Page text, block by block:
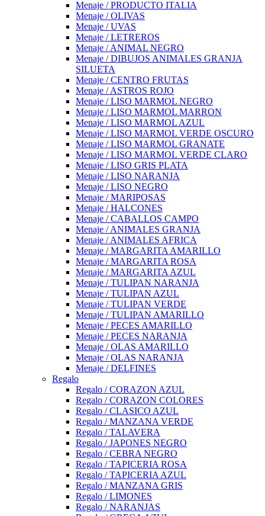
Menaje / PRODUCTO ITALIA
Menaje / OLIVAS
Menaje / UVAS
Menaje / LETREROS
Menaje / ANIMAL NEGRO
Menaje / DIBUJOS ANIMALES GRANJA
SILUETA
Menaje / CENTRO FRUTAS
Menaje / ASTROS ROJO
Menaje / LISO MARMOL NEGRO
Menaje / LISO MARMOL MARRON
Menaje / LISO MARMOL AZUL
Menaje / LISO MARMOL VERDE OSCURO
Menaje / LISO MARMOL GRANATE
Menaje / LISO MARMOL VERDE CLARO
Menaje / LISO GRIS PLATA
Menaje / LISO NARANJA
Menaje / LISO NEGRO
Menaje / MARIPOSAS
Menaje / HALCONES
Menaje / CABALLOS CAMPO
Menaje / ANIMALES GRANJA
Menaje / ANIMALES AFRICA
Menaje / MARGARITA AMARILLO
Menaje / MARGARITA ROSA
Menaje / MARGARITA AZUL
Menaje / TULIPAN NARANJA
Menaje / TULIPAN AZUL
Menaje / TULIPAN VERDE
Menaje / TULIPAN AMARILLO
Menaje / PECES AMARILLO
Menaje / PECES NARANJA
Menaje / OLAS AMARILLO
Menaje / OLAS NARANJA
Menaje / DELFINES
Regalo
Regalo / CORAZON AZUL
Regalo / CORAZON COLORES
Regalo / CLASICO AZUL
Regalo / MANZANA VERDE
Regalo / TALAVERA
Regalo / JAPONES NEGRO
Regalo / CEBRA NEGRO
Regalo / TAPICERIA ROSA
Regalo / TAPICERIA AZUL
Regalo / MANZANA GRIS
Regalo / LIMONES
Regalo / NARANJAS